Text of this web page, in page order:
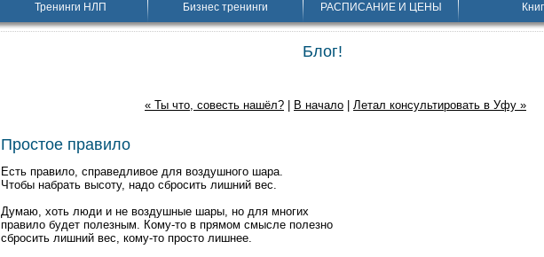
Тренинги НЛП Бизнес тренинги РАСПИСАНИЕ И ЦЕНЫ
Блог!
« Ты что, совесть нашёл? В начало Летал консультировать в Уфу »
Простое правило
Есть правило, справедливое для воздушного шара.
Чтобы набрать высоту, надо сбросить лишний вес.
Думаю, хоть люди и не воздушные шары, но для многих
правило будет полезным. Кому-то в прямом смысле полезно
сбросить лишний вес, кому-то просто лишнее.